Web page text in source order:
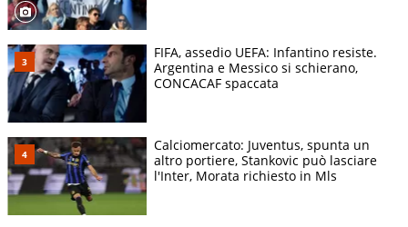
FIFA, assedio UEFA: Infantino resiste.
Argentina e Messico si schierano,
CONCACAF spaccata
Calciomercato: Juventus, spunta un
altro portiere, Stankovic può lasciare
l'Inter, Morata richiesto in Mls